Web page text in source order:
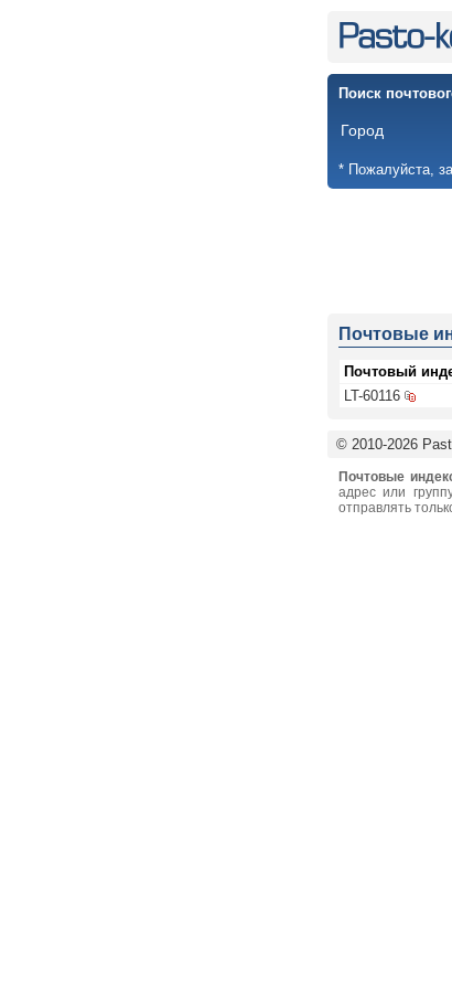
Поиск
Город
* Пожалуйста,
Почтовые
Почтовый
LT-60116
© 2010-2026
Почтовые
адрес или
отправлять